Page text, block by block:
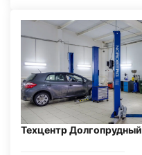
Техцентр Долгопрудный